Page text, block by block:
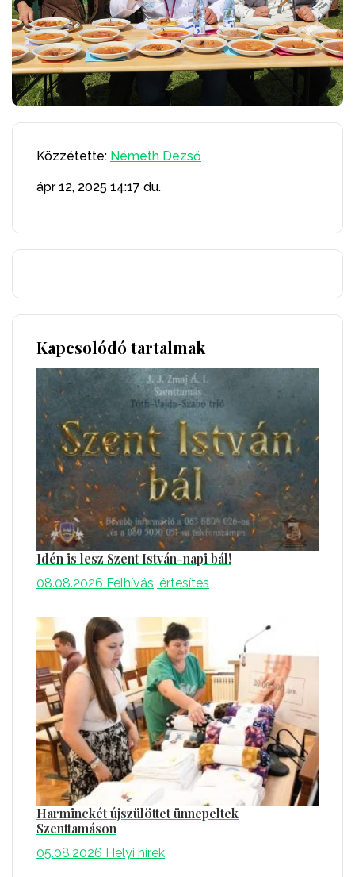
Közzétette: Németh Dezső
ápr 12, 2025 14:17 du.
Kapcsolódó tartalmak
Idén is lesz Szent István-napi bál!
08.08.2026 Felhívás, értesítés
Harminckét újszülöttet ünnepeltek
Szenttamáson
05.08.2026 Helyi hírek